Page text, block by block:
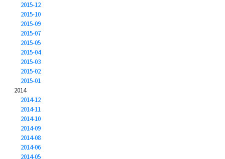
2015-12
2015-10
2015-09
2015-07
2015-05
2015-04
2015-03
2015-02
2015-01
2014
2014-12
2014-11
2014-10
2014-09
2014-08
2014-06
2014-05